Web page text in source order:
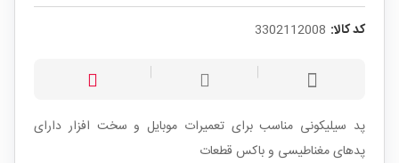
کد کالا: 3302112008
پد سیلیکونی مناسب برای تعمیرات موبایل و سخت افزار دارای
پدهای مغناطیسی و باکس قطعات